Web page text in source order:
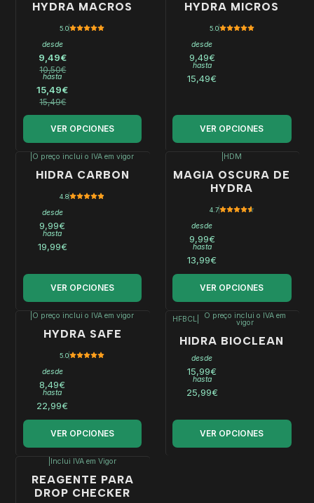
-10%
OFF
HYDRA MACROS
5.0
desde
9,49€
10,50€
hasta
15,49€
15,49€
VER OPCIONES
HYDRA MICROS
5.0
desde
9,49€
hasta
15,49€
VER OPCIONES
O preço inclui o IVA em vigor
HIDRA CARBON
4.8
desde
9,99€
hasta
19,99€
VER OPCIONES
HDM
MAGIA OSCURA DE
HYDRA
4.7
desde
9,99€
hasta
13,99€
VER OPCIONES
O preço inclui o IVA em vigor
HYDRA SAFE
5.0
desde
8,49€
hasta
22,99€
VER OPCIONES
HFBCL O preço inclui o IVA em
vigor
HIDRA BIOCLEAN
desde
15,99€
hasta
25,99€
VER OPCIONES
Inclui IVA em Vigor
REAGENTE PARA
DROP CHECKER